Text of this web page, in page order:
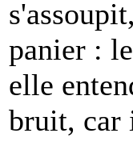
panier :
elle
bruit, car